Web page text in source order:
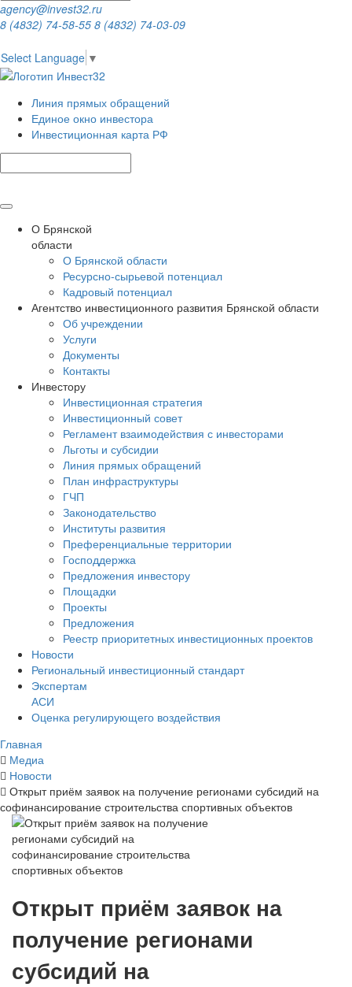
agency@invest32.ru
8 (4832) 74-58-55 8 (4832) 74-03-09
Select Language ▼
Линия прямых обращений
Единое окно инвестора
Инвестиционная карта РФ
О Брянской
области
О Брянской области
Ресурсно-сырьевой потенциал
Кадровый потенциал
Агентство инвестиционного развития Брянской области
Об учреждении
Услуги
Документы
Контакты
Инвестору
Инвестиционная стратегия
Инвестиционный совет
Регламент взаимодействия с инвесторами
Льготы и субсидии
Линия прямых обращений
План инфраструктуры
ГЧП
Законодательство
Институты развития
Преференциальные территории
Господдержка
Предложения инвестору
Площадки
Проекты
Предложения
Реестр приоритетных инвестиционных проектов
Новости
Региональный инвестиционный стандарт
Экспертам
АСИ
Оценка регулирующего воздействия
Главная
Медиа
Новости
Открыт приём заявок на получение регионами субсидий на
софинансирование строительства спортивных объектов
Открыт приём заявок на
получение регионами
субсидий на